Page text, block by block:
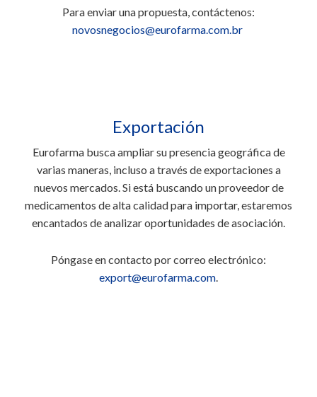
Para enviar una propuesta, contáctenos:
novosnegocios@eurofarma.com.br
Exportación
Eurofarma busca ampliar su presencia geográfica de
varias maneras, incluso a través de exportaciones a
nuevos mercados. Si está buscando un proveedor de
medicamentos de alta calidad para importar, estaremos
encantados de analizar oportunidades de asociación.
Póngase en contacto por correo electrónico:
export@eurofarma.com.